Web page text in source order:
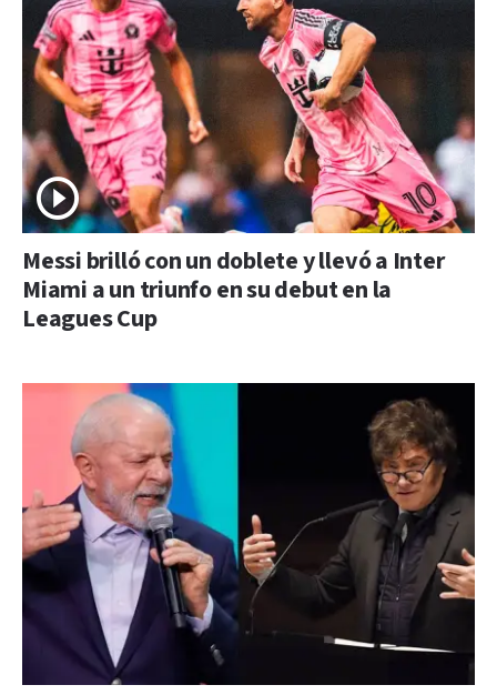
Messi brilló con un doblete y llevó a Inter
Miami a un triunfo en su debut en la
Leagues Cup